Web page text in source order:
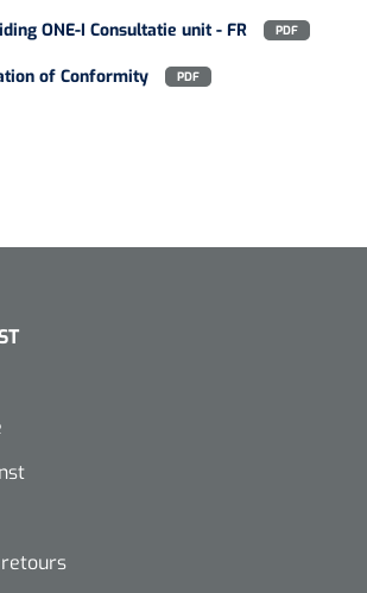
ONE-I Consultatie unit - FR PDF
of Conformity PDF